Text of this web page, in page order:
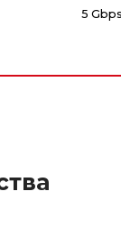
5 Gbps
3.5